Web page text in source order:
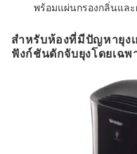
พร้อมแผ่นกรองกลิ่นแล
สำหรับห้องที่มีปัญหายุง
ฟังก์ชันดักจับยุงโดยเฉพ